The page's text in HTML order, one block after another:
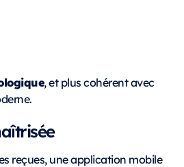
, et plus cohérent avec
reçues, une application mobile